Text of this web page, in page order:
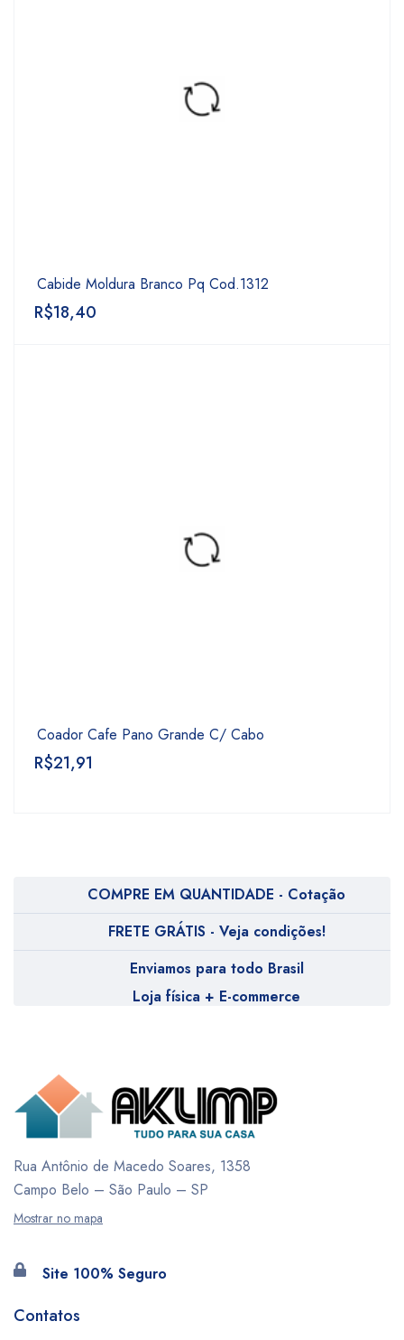
Cabide Moldura Branco Pq Cod.1312
R$18,40
Coador Cafe Pano Grande C/ Cabo
R$21,91
COMPRE EM QUANTIDADE - Cotação
FRETE GRÁTIS - Veja condições!
Enviamos para todo Brasil
Loja física + E-commerce
Rua Antônio de Macedo Soares, 1358
Campo Belo – São Paulo – SP
Mostrar no mapa
Site 100% Seguro
Contatos